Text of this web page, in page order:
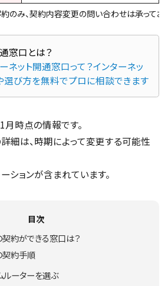
のみ、契約内容変更の問い合わせは承ってお
ネット開通窓口って？インターネッ
選び方を無料でプロに相談できます
時点の情報です。
細は、時期によって変更する可能性
ションが含まれています。
目次
約ができる窓口は？
契約手順
ーターを選ぶ